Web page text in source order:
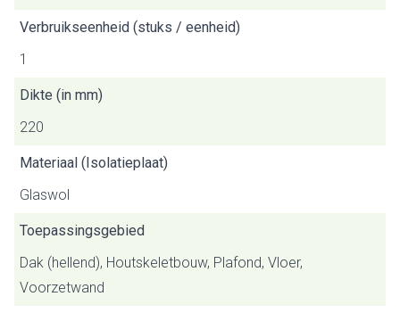
Verbruikseenheid (stuks / eenheid)
1
Dikte (in mm)
220
Materiaal (Isolatieplaat)
Glaswol
Toepassingsgebied
Dak (hellend), Houtskeletbouw, Plafond, Vloer,
Voorzetwand